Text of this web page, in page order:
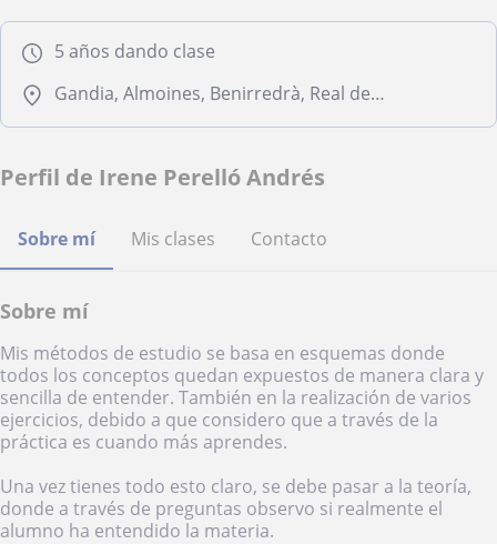
5 años dando clase
Gandia, Almoines, Benirredrà, Real de Gandía, Daimús
Perfil de Irene Perelló Andrés
Sobre mí Mis clases Contacto
Sobre mí
Mis métodos de estudio se basa en esquemas donde
todos los conceptos quedan expuestos de manera clara y
sencilla de entender. También en la realización de varios
ejercicios, debido a que considero que a través de la
práctica es cuando más aprendes.
Una vez tienes todo esto claro, se debe pasar a la teoría,
donde a través de preguntas observo si realmente el
alumno ha entendido la materia.